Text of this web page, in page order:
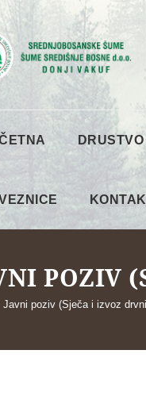
DRUSTVO
POZIV
Javni poziv (Sječa i izvoz